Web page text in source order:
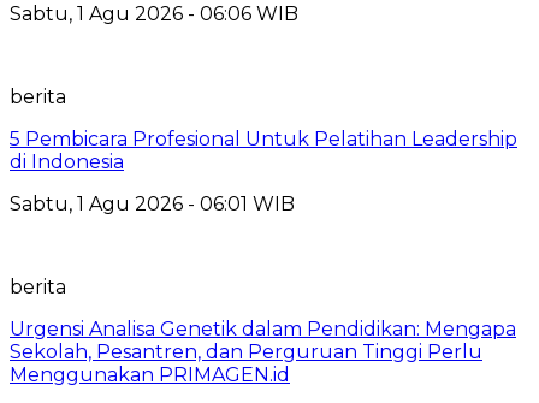
Sabtu, 1 Agu 2026 - 06:06 WIB
berita
5 Pembicara Profesional Untuk Pelatihan Leadership
di Indonesia
Sabtu, 1 Agu 2026 - 06:01 WIB
berita
Urgensi Analisa Genetik dalam Pendidikan: Mengapa
Sekolah, Pesantren, dan Perguruan Tinggi Perlu
Menggunakan PRIMAGEN.id